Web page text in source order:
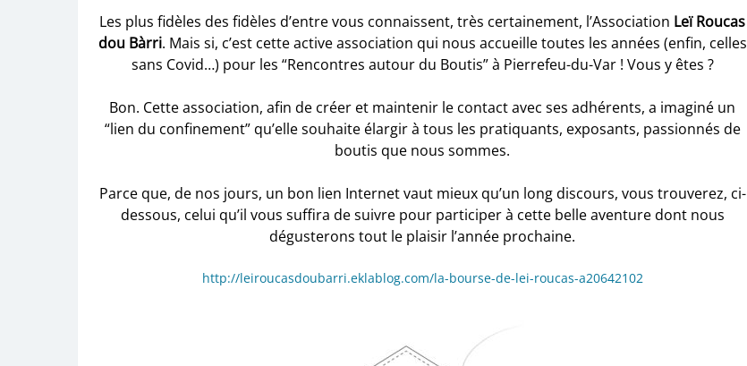
Les plus fidèles des fidèles d’entre vous connaissent, très certainement, l’Association Leï Roucas
dou Bàrri. Mais si, c’est cette active association qui nous accueille toutes les années (enfin, celles
sans Covid…) pour les “Rencontres autour du Boutis” à Pierrefeu-du-Var ! Vous y êtes ?
Bon. Cette association, afin de créer et maintenir le contact avec ses adhérents, a imaginé un
“lien du confinement” qu’elle souhaite élargir à tous les pratiquants, exposants, passionnés de
boutis que nous sommes.
Parce que, de nos jours, un bon lien Internet vaut mieux qu’un long discours, vous trouverez, ci-
dessous, celui qu’il vous suffira de suivre pour participer à cette belle aventure dont nous
dégusterons tout le plaisir l’année prochaine.
http://leiroucasdoubarri.eklablog.com/la-bourse-de-lei-roucas-a20642102